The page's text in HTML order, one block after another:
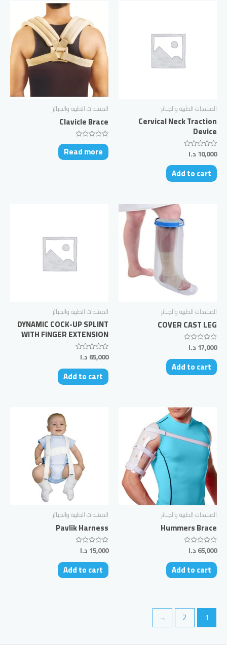
المشدات الطبية والجبائر
Cervical Neck Traction
Device
Rated
0
out
of
5
10,000 د.ا
Add to cart
المشدات الطبية والجبائر
Clavicle Brace
Rated
0
out
of
Read more
المشدات الطبية والجبائر
COVER CAST LEG
Rated
0
out
of
5
17,000 د.ا
Add to cart
المشدات الطبية والجبائر
DYNAMIC COCK-UP SPLINT
WITH FINGER EXTENSION
Rated
0
out
of
5
65,000 د.ا
Add to cart
المشدات الطبية والجبائر
Hummers Brace
Rated
0
out
of
5
65,000 د.ا
Add to cart
المشدات الطبية والجبائر
Pavlik Harness
Rated
0
out
of
5
15,000 د.ا
Add to cart
1
2
←